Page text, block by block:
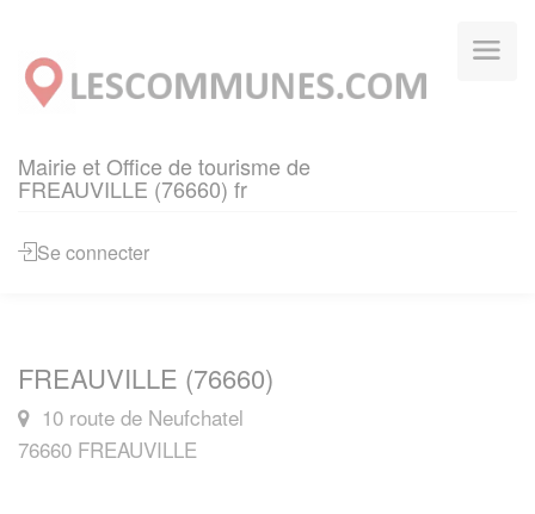
Mairie et Office de tourisme de
FREAUVILLE (76660) fr
Se connecter
FREAUVILLE (76660)
10 route de Neufchatel
76660 FREAUVILLE